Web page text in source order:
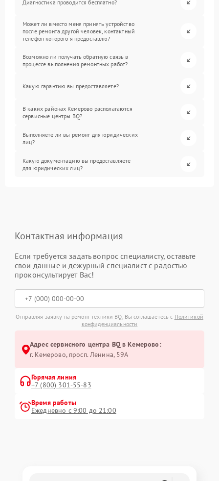
Диагностика проводится бесплатно?
Может ли вместо меня принять устройство
после ремонта другой человек, контактный
телефон которого я предоставлю?
Возможно ли получать обратную связь в
процессе выполнения ремонтных работ?
Какую гарантию вы предоставляете?
В каких районах Кемерово располагаются
сервисные центры BQ?
Выполняете ли вы ремонт для юридических
лиц?
Какую документацию вы предоставляете
для юридических лиц?
Контактная информация
Если требуется задать вопрос специалисту, оставьте
свои данные и дежурный специалист с радостью
проконсультирует Вас!
Отправляя заявку на ремонт техники BQ, Вы соглашаетесь с Политикой
конфиденциальности
Адрес сервисного центра BQ в Кемерово:
г. Кемерово, просп. Ленина, 59А
Горячая линия
+7 (800) 301-55-83
Время работы
Ежедневно с 9:00 до 21:00